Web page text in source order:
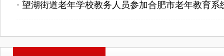
· 望湖街道老年学校教务人员参加合肥市老年教育系